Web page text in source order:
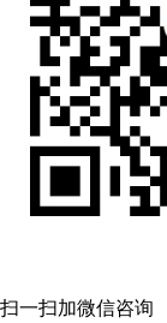
扫一扫加微信咨询